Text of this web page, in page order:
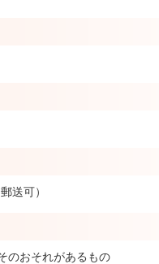
送可）
のおそれがあるもの